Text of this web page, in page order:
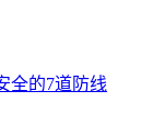
全的7道防线